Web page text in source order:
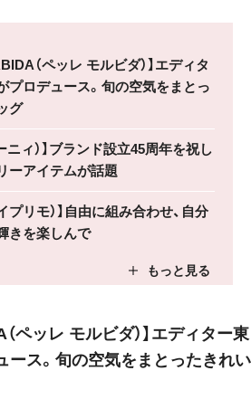
（ペッレ モルビダ）】エディタ
プロデュース。旬の空気をまとっ
グ
ニィ）】ブランド設立45周年を祝し
ーアイテムが話題
プリモ）】自由に組み合わせ、自分
きを楽しんで
ペッレ モルビダ）】エディター東
ース。旬の空気をまとったきれい